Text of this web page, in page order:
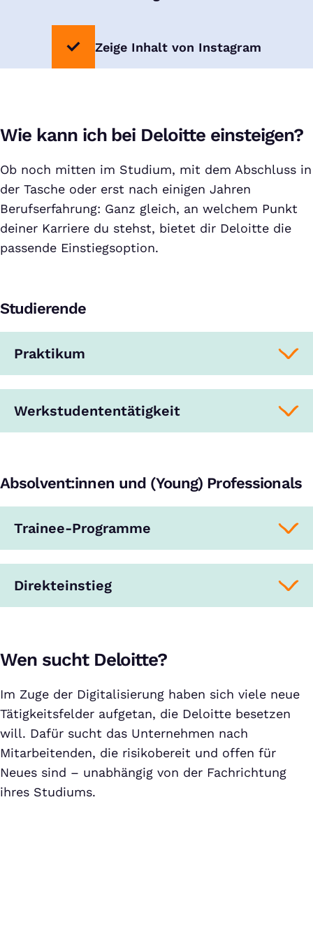
Zeige Inhalt von Instagram
Wie kann ich bei Deloitte einsteigen?
Ob noch mitten im Studium, mit dem Abschluss in
der Tasche oder erst nach einigen Jahren
Berufserfahrung: Ganz gleich, an welchem Punkt
deiner Karriere du stehst, bietet dir Deloitte die
passende Einstiegsoption.
Studierende
Praktikum
Werkstudententätigkeit
Absolvent:innen und (Young) Professionals
Trainee-Programme
Direkteinstieg
Wen sucht Deloitte?
Im Zuge der Digitalisierung haben sich viele neue
Tätigkeitsfelder aufgetan, die Deloitte besetzen
will. Dafür sucht das Unternehmen nach
Mitarbeitenden, die risikobereit und offen für
Neues sind – unabhängig von der Fachrichtung
ihres Studiums.